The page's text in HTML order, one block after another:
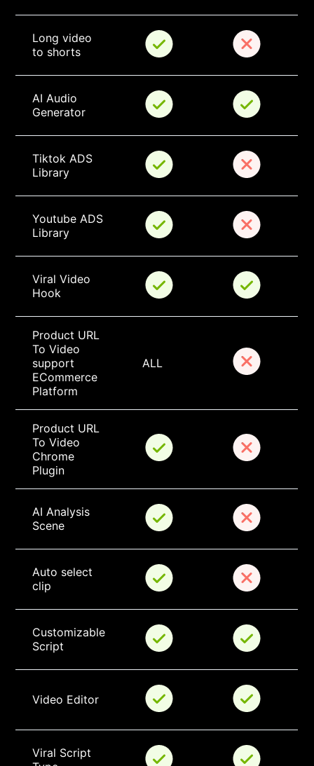
Long video
to shorts
AI Audio
Generator
Tiktok ADS
Library
Youtube ADS
Library
Viral Video
Hook
Product URL
To Video
support
ECommerce
Platform
ALL
Product URL
To Video
Chrome
Plugin
AI Analysis
Scene
Auto select
clip
Customizable
Script
Video Editor
Viral Script